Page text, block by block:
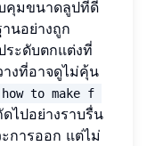
คุมขนาดลูปที่ดี
นอย่างถูก
ระดับตกแต่งที่
างที่อาจดูไม่คุ้น
how to make f
ไปอย่างราบรื่น
การออก แต่ไม่